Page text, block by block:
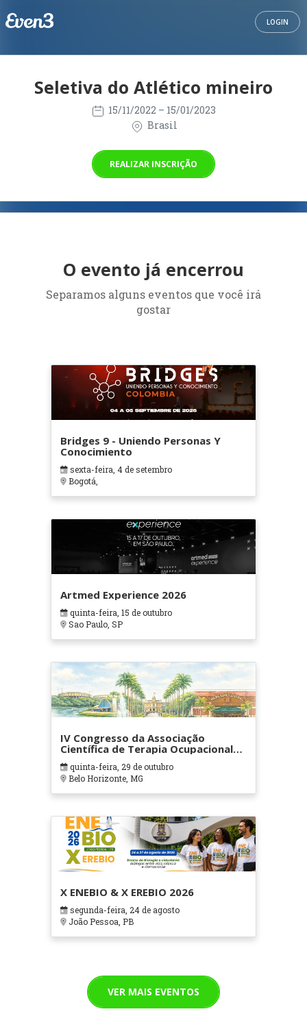
LOGIN
Seletiva do Atlético mineiro
15/11/2022 – 15/01/2023
Brasil
REALIZAR INSCRIÇÃO
O evento já encerrou
Separamos alguns eventos que você irá
gostar
Bridges 9 - Uniendo Personas Y
Conocimiento
sexta-feira, 4 de setembro
Bogotá,
Artmed Experience 2026
quinta-feira, 15 de outubro
Sao Paulo, SP
IV Congresso da Associação
Científica de Terapia Ocupacional
em Contextos Hospitalares e
Cuidados Paliativos - ATOHOSP
quinta-feira, 29 de outubro
Belo Horizonte, MG
X ENEBIO & X EREBIO 2026
segunda-feira, 24 de agosto
João Pessoa, PB
VER MAIS EVENTOS